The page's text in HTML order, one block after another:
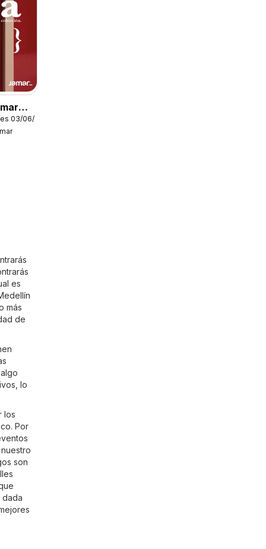
03/06/2026
es
más
de
lo
los
. Por
son
dada